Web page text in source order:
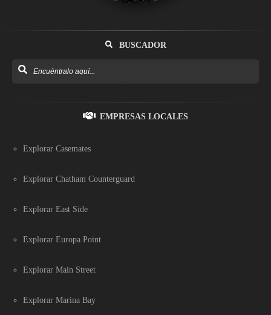
BUSCADOR
EMPRESAS LOCALES
Explorar Casemates
Explorar Chatham Counterguard
Explorar East Side
Explorar Europa Point
Explorar Main Street
Explorar Marina Bay